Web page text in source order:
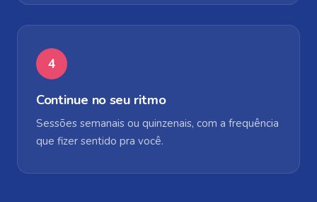
4
Continue no seu ritmo
Sessões semanais ou quinzenais, com a frequência
que fizer sentido pra você.